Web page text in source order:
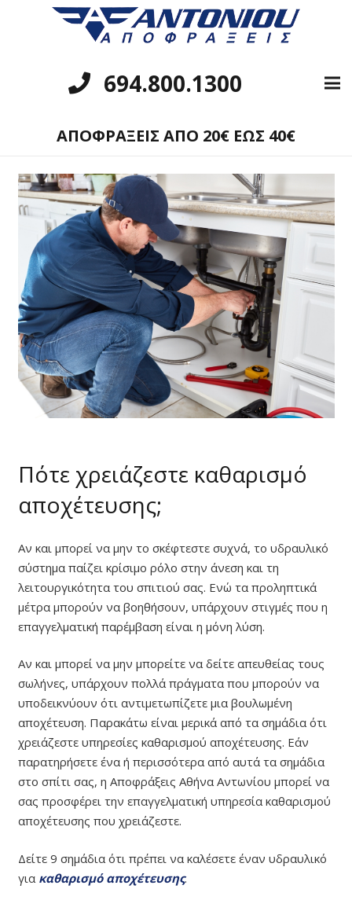
694.800.1300
ΑΠΟΦΡΑΞΕΙΣ ΑΠΟ 20€ ΕΩΣ 40€
Πότε χρειάζεστε καθαρισμό
αποχέτευσης;
Αν και μπορεί να μην το σκέφτεστε συχνά, το υδραυλικό
σύστημα παίζει κρίσιμο ρόλο στην άνεση και τη
λειτουργικότητα του σπιτιού σας. Ενώ τα προληπτικά
μέτρα μπορούν να βοηθήσουν, υπάρχουν στιγμές που η
επαγγελματική παρέμβαση είναι η μόνη λύση.
Αν και μπορεί να μην μπορείτε να δείτε απευθείας τους
σωλήνες, υπάρχουν πολλά πράγματα που μπορούν να
υποδεικνύουν ότι αντιμετωπίζετε μια βουλωμένη
αποχέτευση. Παρακάτω είναι μερικά από τα σημάδια ότι
χρειάζεστε υπηρεσίες καθαρισμού αποχέτευσης. Εάν
παρατηρήσετε ένα ή περισσότερα από αυτά τα σημάδια
στο σπίτι σας, η Αποφράξεις Αθήνα Αντωνίου μπορεί να
σας προσφέρει την επαγγελματική υπηρεσία καθαρισμού
αποχέτευσης που χρειάζεστε.
Δείτε 9 σημάδια ότι πρέπει να καλέσετε έναν υδραυλικό
για καθαρισμό αποχέτευσης.